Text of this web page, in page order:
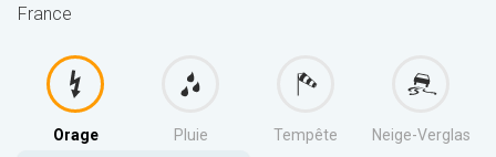
France
Orage Pluie Tempête Neige-Verglas